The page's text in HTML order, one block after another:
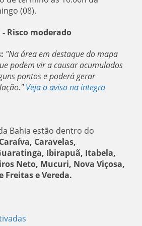
(08).
Risco moderado
"Na área em destaque do mapa
podem vir a causar acumulados
pontos e poderá gerar
Veja o aviso na íntegra
Bahia estão dentro do
Caravelas,
Ibirapuã, Itabela,
Neto, Mucuri, Nova Viçosa,
Freitas e Vereda.